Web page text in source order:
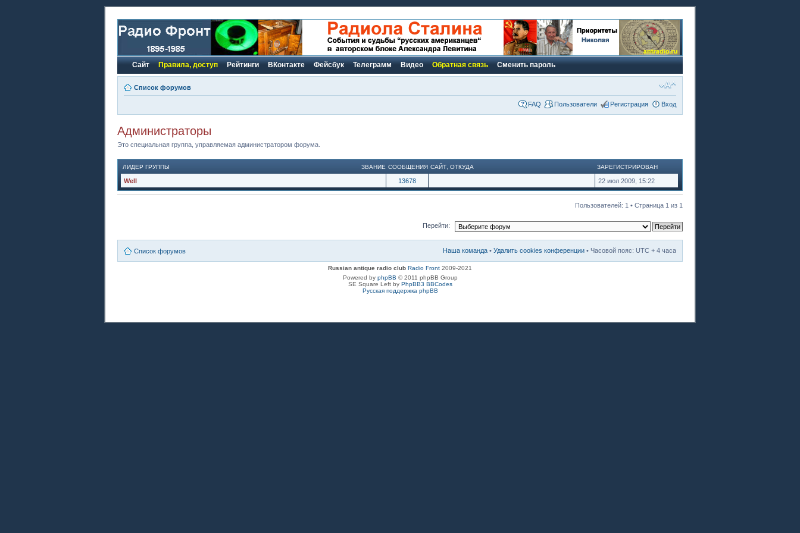
Сайт Правила, доступ Рейтинги ВКонтакте Фейсбук Телеграмм Видео Обратная связь Сменить пароль
Список форумов
FAQ Пользователи Регистрация Вход
Администраторы
Это специальная группа, управляемая администратором форума.
ЗВАНИЕ
ЛИДЕР ГРУППЫ СООБЩЕНИЯ САЙТ ОТКУДА ЗАРЕГИСТРИРОВАН
Well 13678 22 июл 2009, 15:22
Пользователей: 1 • Страница 1 из 1
Перейти:
Список форумов Наша команда • Удалить cookies конференции • Часовой пояс: UTC + 4 часа
Russian antique radio club Radio Front 2009-2021
Powered by phpBB © 2011 phpBB Group
SE Square Left by PhpBB3 BBCodes
Русская поддержка phpBB